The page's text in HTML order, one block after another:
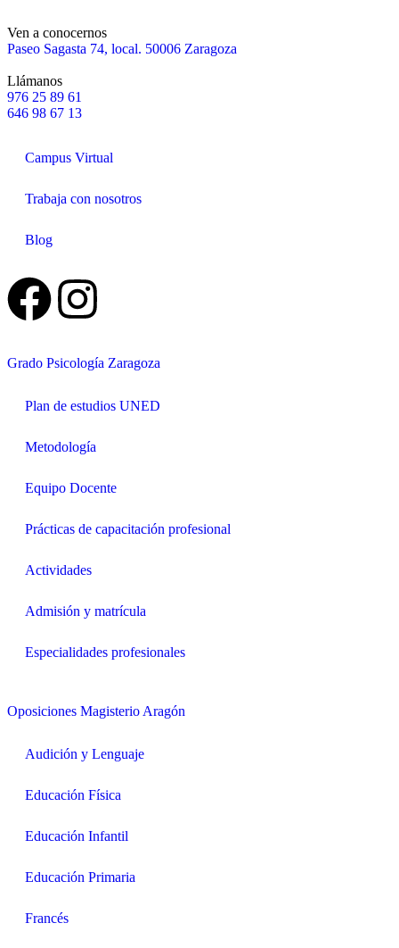
Ven a conocernos
Paseo Sagasta 74, local. 50006 Zaragoza
Llámanos
976 25 89 61
646 98 67 13
Campus Virtual
Trabaja con nosotros
Blog
Grado Psicología Zaragoza
Plan de estudios UNED
Metodología
Equipo Docente
Prácticas de capacitación profesional
Actividades
Admisión y matrícula
Especialidades profesionales
Oposiciones Magisterio Aragón
Audición y Lenguaje
Educación Física
Educación Infantil
Educación Primaria
Francés